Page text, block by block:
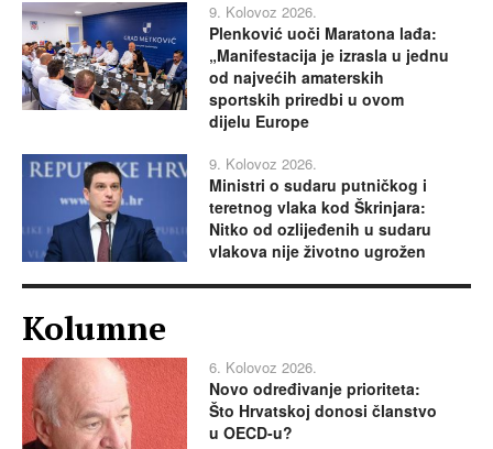
9. Kolovoz 2026.
Plenković uoči Maratona lađa:
„Manifestacija je izrasla u jednu
od najvećih amaterskih
sportskih priredbi u ovom
dijelu Europe
9. Kolovoz 2026.
Ministri o sudaru putničkog i
teretnog vlaka kod Škrinjara:
Nitko od ozlijeđenih u sudaru
vlakova nije životno ugrožen
Kolumne
6. Kolovoz 2026.
Novo određivanje prioriteta:
Što Hrvatskoj donosi članstvo
u OECD-u?